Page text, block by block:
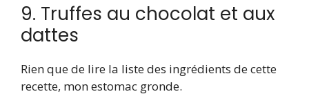
9. Truffes au chocolat et aux
dattes
Rien que de lire la liste des ingrédients de cette
recette, mon estomac gronde.